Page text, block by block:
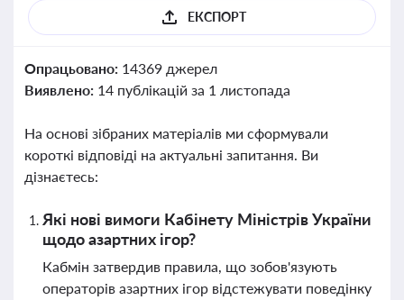
ЕКСПОРТ
Опрацьовано: 14369 джерел
Виявлено: 14 публікацій за 1 листопада
На основі зібраних матеріалів ми сформували
короткі відповіді на актуальні запитання. Ви
дізнаєтесь:
Які нові вимоги Кабінету Міністрів України
щодо азартних ігор?
Кабмін затвердив правила, що зобов'язують
операторів азартних ігор відстежувати поведінку